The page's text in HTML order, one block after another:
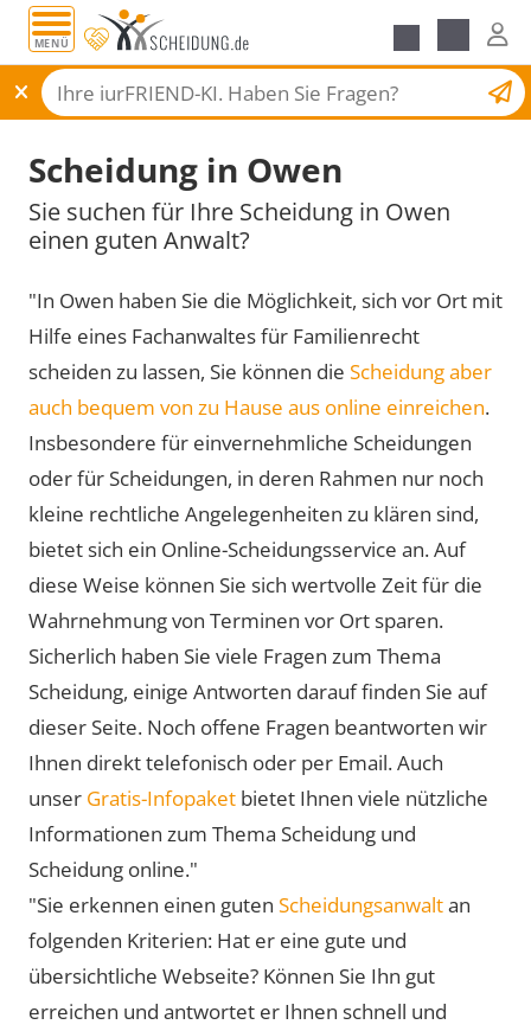
MENÜ
Scheidungsantrag
Scheidung in Owen
Sie suchen für Ihre Scheidung in Owen
einen guten Anwalt?
"In Owen haben Sie die Möglichkeit, sich vor Ort mit
Hilfe eines Fachanwaltes für Familienrecht
scheiden zu lassen, Sie können die Scheidung aber
auch bequem von zu Hause aus online einreichen.
Insbesondere für einvernehmliche Scheidungen
oder für Scheidungen, in deren Rahmen nur noch
kleine rechtliche Angelegenheiten zu klären sind,
bietet sich ein Online-Scheidungsservice an. Auf
diese Weise können Sie sich wertvolle Zeit für die
Wahrnehmung von Terminen vor Ort sparen.
Sicherlich haben Sie viele Fragen zum Thema
Scheidung, einige Antworten darauf finden Sie auf
dieser Seite. Noch offene Fragen beantworten wir
Ihnen direkt telefonisch oder per Email. Auch
unser Gratis-Infopaket bietet Ihnen viele nützliche
Informationen zum Thema Scheidung und
Scheidung online."
"Sie erkennen einen guten Scheidungsanwaltan
folgenden Kriterien: Hat er eine gute und
übersichtliche Webseite? Können Sie Ihn gut
erreichen und antwortet er Ihnen schnell und